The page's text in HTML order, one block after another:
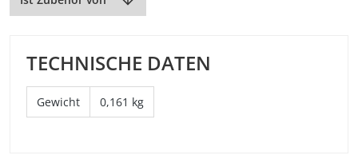
TECHNISCHE DATEN
Gewicht 0,161 kg